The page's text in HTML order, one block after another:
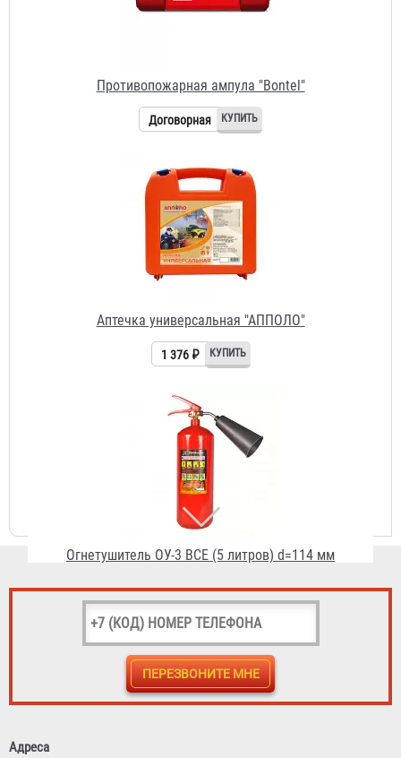
1 376 ₽
Огнетушитель ОУ-3 BCE (5 литров) d=114 мм
1 572 ₽
Стенд "Уголок пожарной защиты" с местом для плана
эвакуации
Договорная
Адреса